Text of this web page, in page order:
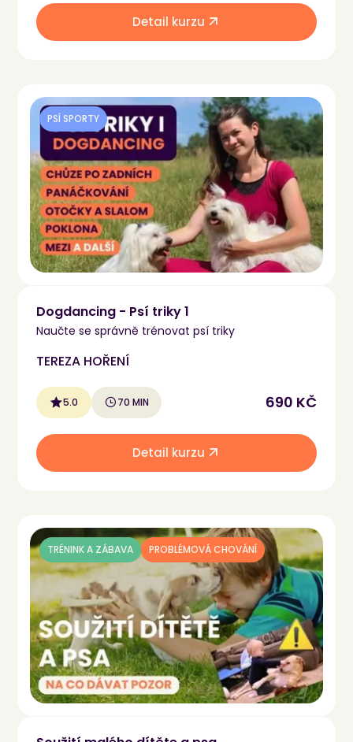
Detail kurzu
PSÍ SPORTY
Dogdancing - Psí triky 1
Naučte se správně trénovat psí triky
TEREZA HOŘENÍ
5.0 70 MIN 690 KČ
Detail kurzu
TRÉNINK A ZÁBAVA PROBLÉMOVÁ CHOVÁNÍ